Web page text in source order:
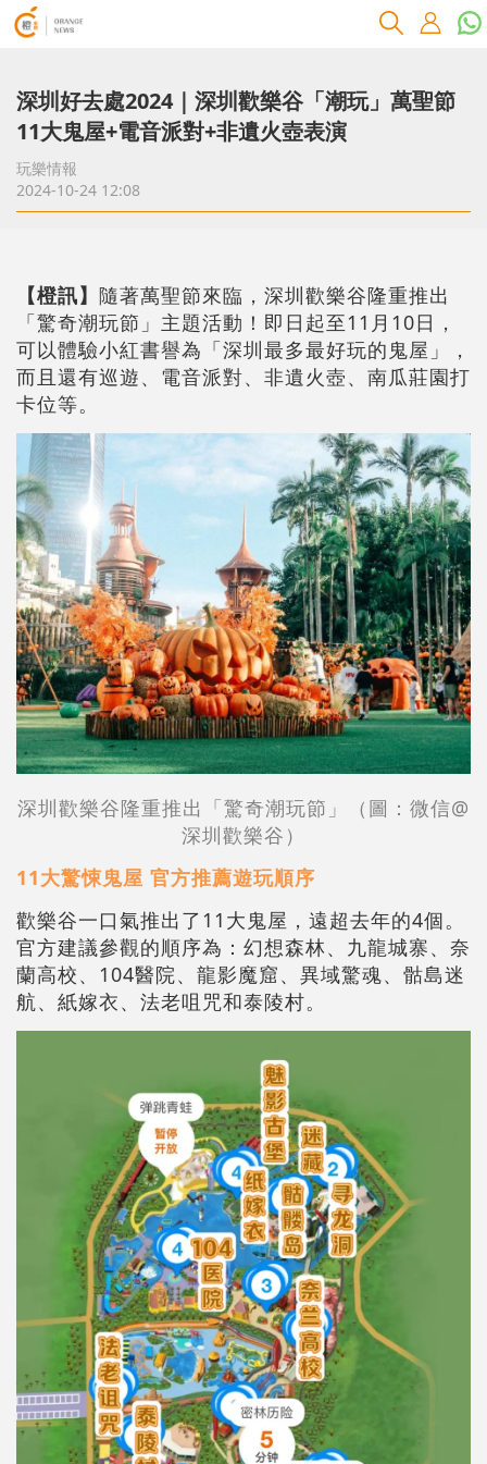
深圳好去處2024｜深圳歡樂谷「潮玩」萬聖節
11大鬼屋+電音派對+非遺火壺表演
玩樂情報
2024-10-24 12:08
【橙訊】 隨著萬聖節來臨，深圳歡樂谷隆重推出
「驚奇潮玩節」主題活動！即日起至11月10日，
可以體驗小紅書譽為「深圳最多最好玩的鬼屋」，
而且還有巡遊、電音派對、非遺火壺、南瓜莊園打
卡位等。
深圳歡樂谷隆重推出「驚奇潮玩節」（圖：微信@
深圳歡樂谷）
11大驚悚鬼屋 官方推薦遊玩順序
歡樂谷一口氣推出了11大鬼屋，遠超去年的4個。
官方建議參觀的順序為：幻想森林、九龍城寨、奈
蘭高校、104醫院、龍影魔窟、異域驚魂、骷島迷
航、紙嫁衣、法老咀咒和泰陵村。